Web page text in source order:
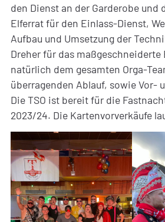
den Dienst an der Garderobe und
Elferrat für den Einlass-Dienst,
Aufbau und Umsetzung der
Dreher für das maßgeschneiderte
natürlich dem gesamten Orga-
überragenden Ablauf, sowie Vor-
Die TSO ist bereit für die
2023/24. Die Kartenvorverkäufe